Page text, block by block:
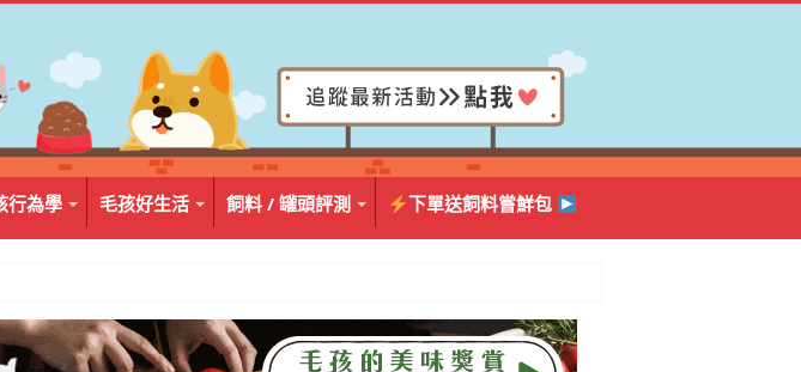
行為學 毛孩好生活 飼料 / 罐頭評測 下單送飼料嘗鮮包